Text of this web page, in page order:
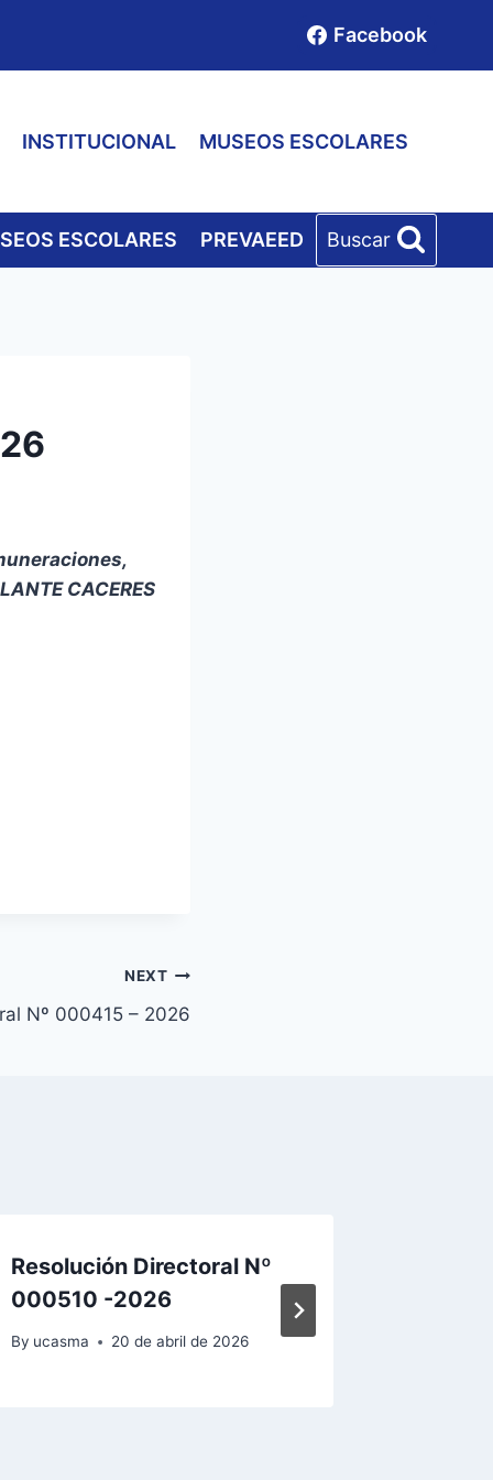
Facebook
INSTITUCIONAL MUSEOS ESCOLARES
ESCOLARES PREVAEED Buscar
CACERES
NEXT
Nº 000415 – 2026
Resolución Directoral Nº
000510 -2026
By ucasma 20 de abril de 2026